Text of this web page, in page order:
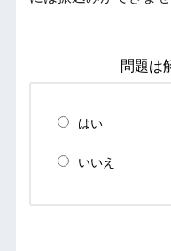
問題は
はい
いいえ